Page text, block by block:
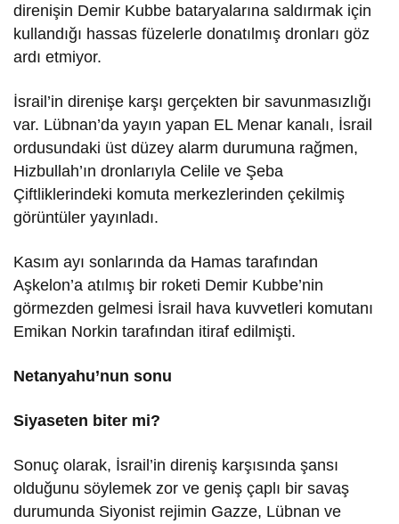
direnişin Demir Kubbe bataryalarına saldırmak için
kullandığı hassas füzelerle donatılmış dronları göz
ardı etmiyor.
İsrail’in direnişe karşı gerçekten bir savunmasızlığı
var. Lübnan’da yayın yapan EL Menar kanalı, İsrail
ordusundaki üst düzey alarm durumuna rağmen,
Hizbullah’ın dronlarıyla Celile ve Şeba
Çiftliklerindeki komuta merkezlerinden çekilmiş
görüntüler yayınladı.
Kasım ayı sonlarında da Hamas tarafından
Aşkelon’a atılmış bir roketi Demir Kubbe’nin
görmezden gelmesi İsrail hava kuvvetleri komutanı
Emikan Norkin tarafından itiraf edilmişti.
Netanyahu’nun sonu
Siyaseten biter mi?
Sonuç olarak, İsrail’in direniş karşısında şansı
olduğunu söylemek zor ve geniş çaplı bir savaş
durumunda Siyonist rejimin Gazze, Lübnan ve